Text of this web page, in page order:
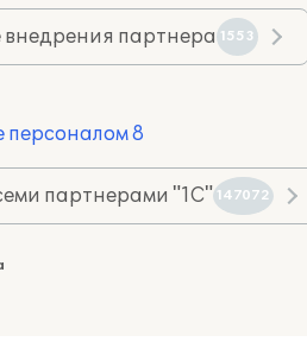
внедрения партнера 1553
персоналом 8
партнерами "1С" 147072